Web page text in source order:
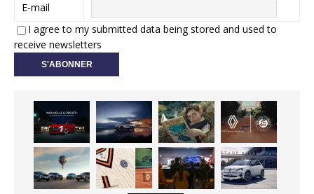
E-mail
I agree to my submitted data being stored and used to
receive newsletters